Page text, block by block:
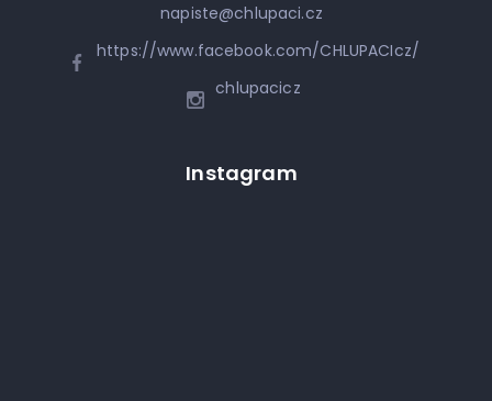
napiste@chlupaci.cz
https://www.facebook.com/CHLUPACIcz/
chlupacicz
Instagram